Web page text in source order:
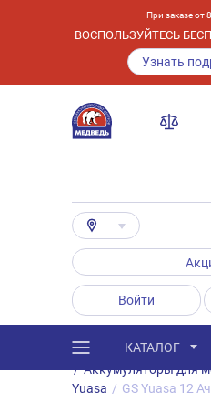
При заказе от
ВОСПОЛЬЗУЙТЕСЬ
Узнать
Войти
КАТАЛОГ
Каталог /
/ Аккумуляторы для
Yuasa / GS Yuasa 12